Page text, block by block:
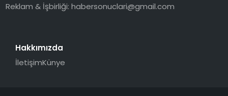
Reklam & İşbirliği:habersonuclari@gmail.com
Hakkımızda
İletişimKünye